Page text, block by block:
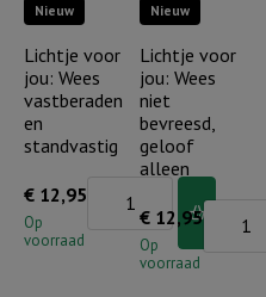
Nieuw
Lichtje voor
jou: Wees
vastberaden
en
standvastig
€ 12,95
Op
voorraad
Lichtje
Nieuw
Lichtje voor
jou: Wees
niet
bevreesd,
geloof
alleen
€ 12,95
Op
voorraad
Lichtje
voor